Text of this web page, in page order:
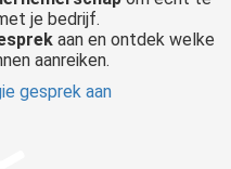
je bedrijf.
aan en ontdek welke
aanreiken.
gesprek aan